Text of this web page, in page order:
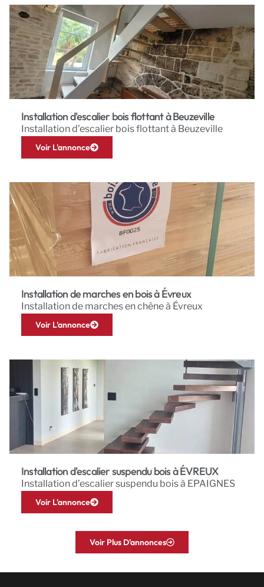
Installation d'escalier bois flottant à Beuzeville
Installation d’escalier bois flottant à Beuzeville
Voir L'annonce
Installation de marches en bois à Évreux
Installation de marches en chêne à Évreux
Voir L'annonce
Installation d'escalier suspendu bois à ÉVREUX
Installation d’escalier suspendu bois à EPAIGNES
Voir L'annonce
Voir Plus D'annonces